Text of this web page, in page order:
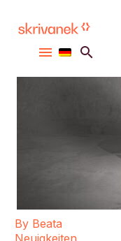
By Beata
Neuigkeiten